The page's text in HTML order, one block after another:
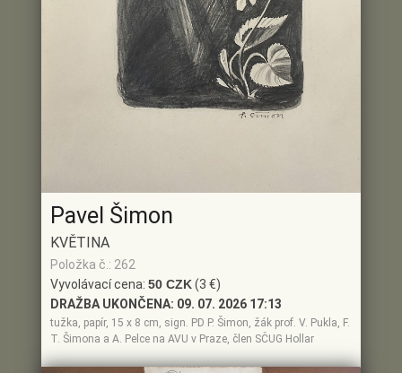
Pavel Šimon
KVĚTINA
Položka č.: 262
Vyvolávací cena: 50 CZK(3 €)
DRAŽBA UKONČENA: 09. 07. 2026 17:13
tužka, papír, 15 x 8 cm, sign. PD P. Šimon, žák prof. V. Pukla, F.
T. Šimona a A. Pelce na AVU v Praze, člen SČUG Hollar